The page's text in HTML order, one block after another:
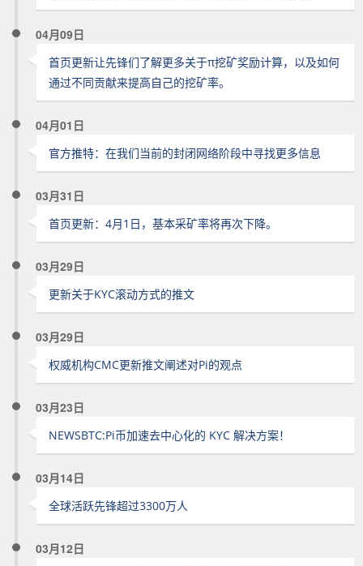
04月09日
首页更新让先锋们了解更多关于π挖矿奖励计算，以及如何
通过不同贡献来提高自己的挖矿率。
04月01日
官方推特：在我们当前的封闭网络阶段中寻找更多信息
03月31日
首页更新：4月1日，基本采矿率将再次下降。
03月29日
更新关于KYC滚动方式的推文
03月29日
权威机构CMC更新推文阐述对Pi的观点
03月23日
NEWSBTC:Pi币加速去中心化的 KYC 解决方案！
03月14日
全球活跃先锋超过3300万人
03月12日